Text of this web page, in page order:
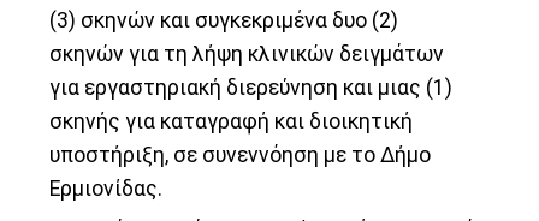
(3) σκηνών και συγκεκριμένα δυο (2)
σκηνών για τη λήψη κλινικών δειγμάτων
για εργαστηριακή διερεύνηση και μιας (1)
σκηνής για καταγραφή και διοικητική
υποστήριξη, σε συνεννόηση με το Δήμο
Ερμιονίδας.